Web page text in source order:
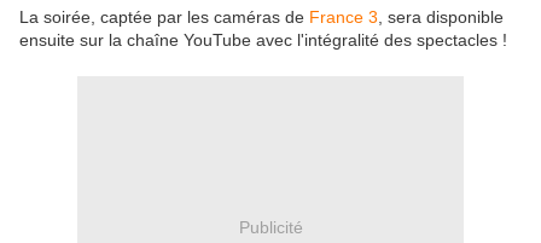
La soirée, captée par les caméras de France 3 , sera disponible
ensuite sur la chaîne YouTube avec l'intégralité des spectacles !
Publicité